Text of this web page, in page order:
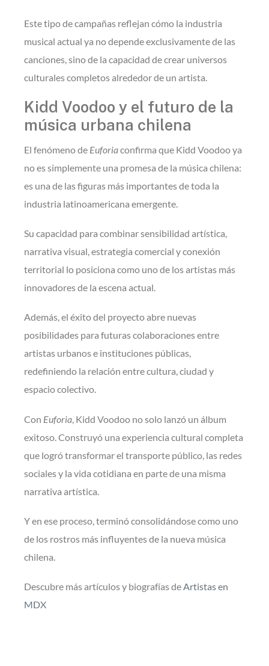
Este tipo de campañas reflejan cómo la industria
musical actual ya no depende exclusivamente de las
canciones, sino de la capacidad de crear universos
culturales completos alrededor de un artista.
Kidd Voodoo y el futuro de la
música urbana chilena
El fenómeno de Euforiaconfirma que Kidd Voodoo ya
no es simplemente una promesa de la música chilena:
es una de las figuras más importantes de toda la
industria latinoamericana emergente.
Su capacidad para combinar sensibilidad artística,
narrativa visual, estrategia comercial y conexión
territorial lo posiciona como uno de los artistas más
innovadores de la escena actual.
Además, el éxito del proyecto abre nuevas
posibilidades para futuras colaboraciones entre
artistas urbanos e instituciones públicas,
redefiniendo la relación entre cultura, ciudad y
espacio colectivo.
Con Euforia , Kidd Voodoo no solo lanzó un álbum
exitoso. Construyó una experiencia cultural completa
que logró transformar el transporte público, las redes
sociales y la vida cotidiana en parte de una misma
narrativa artística.
Y en ese proceso, terminó consolidándose como uno
de los rostros más influyentes de la nueva música
chilena.
Descubre más artículos y biografías deArtistas en
MDX